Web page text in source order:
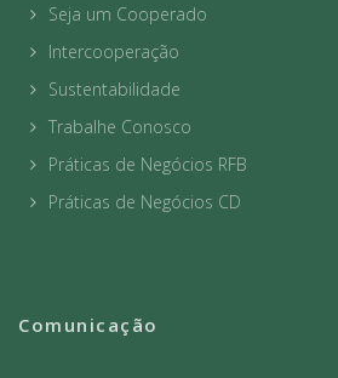
Seja um Cooperado
Intercooperação
Sustentabilidade
Trabalhe Conosco
Práticas de Negócios RFB
Práticas de Negócios CD
Comunicação